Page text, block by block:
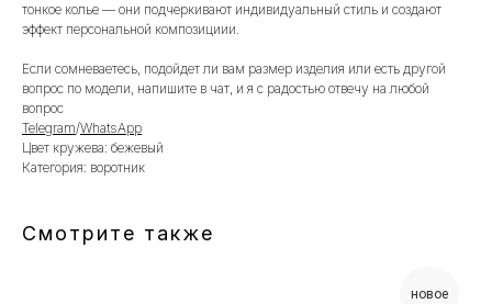
тонкое колье — они подчеркивают индивидуальный стиль и создают
эффект персональной композициии.
Если сомневаетесь, подойдет ли вам размер изделия или есть другой
вопрос по модели, напишите в чат, и я с радостью отвечу на любой
вопрос
Telegram/WhatsApp
Цвет кружева: бежевый
Категория: воротник
Смотрите также
новое